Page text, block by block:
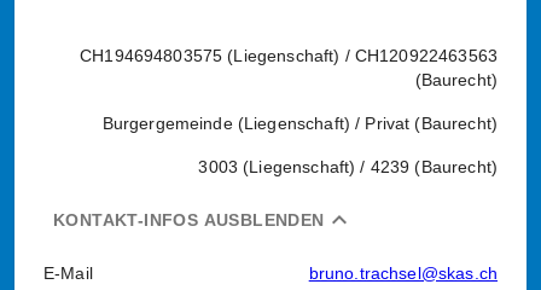
CH194694803575 (Liegenschaft) / CH120922463563
(Baurecht)
Burgergemeinde (Liegenschaft) / Privat (Baurecht)
3003 (Liegenschaft) / 4239 (Baurecht)
expand_less
KONTAKT-INFOS AUSBLENDEN
E-Mail bruno.trachsel@skas.ch